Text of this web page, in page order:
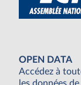
OPEN DATA
Accédez à
les données de